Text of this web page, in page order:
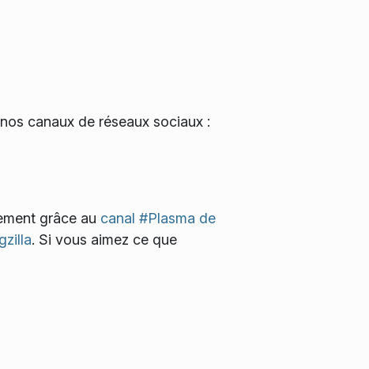
canaux de réseaux sociaux :
grâce au canal #Plasma de
. Si vous aimez ce que